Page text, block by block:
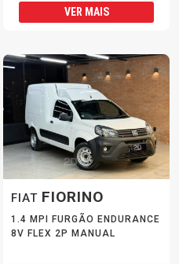
VER MAIS
FIAT FIORINO
1.4 MPI FURGÃO ENDURANCE
8V FLEX 2P MANUAL